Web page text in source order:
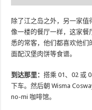
除了江之岛之外，另一家值
像一楼的餐厅一样，这家
悉的常客，他们都喜欢他们
面配汉堡肉饼等食谱。
到达那里：搭乘 01、02 或
下车。然后朝 Wisma
no-mi 咖啡馆。